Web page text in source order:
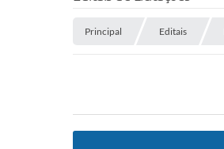
Principal Editais